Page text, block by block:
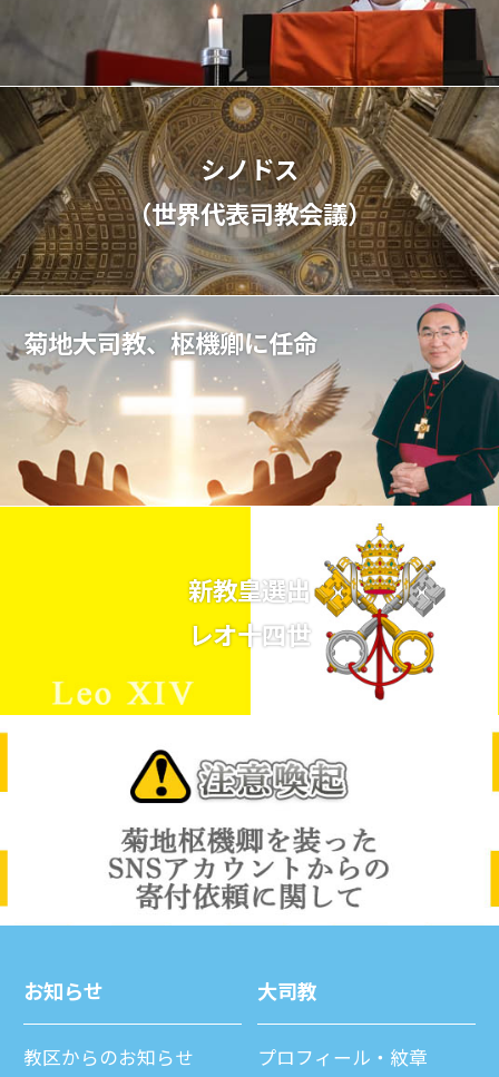
シノドス
（世界代表司教会議）
菊地大司教、枢機卿に任命
新教皇選出
レオ十四世
お知らせ
教区からのお知らせ
⼤司教
プロフィール・紋章